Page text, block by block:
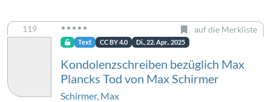
119 auf die Merkliste
Text CC BY 4.0 Di., 22. Apr.. 2025
Kondolenzschreiben bezüglich Max
Plancks Tod von Max Schirmer
Schirmer, Max